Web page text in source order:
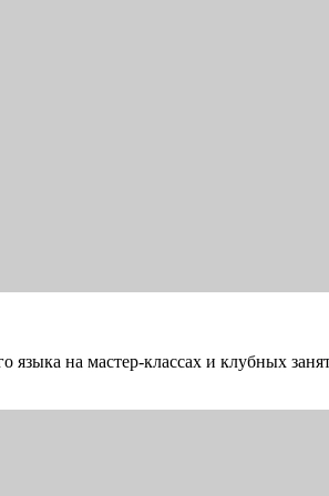
языка на мастер-классах и клубных